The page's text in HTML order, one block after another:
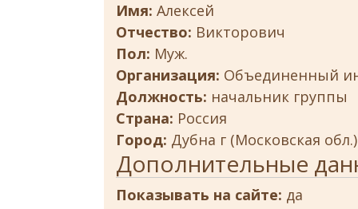
Имя: Алексей
Отчество: Викторович
Пол: Муж.
Организация: Объединенный
Должность: начальник группы
Страна: Россия
Город: Дубна г (Московская обл.)
Дополнительные
Показывать на сайте: да